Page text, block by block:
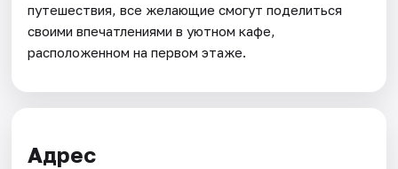
путешествия, все желающие смогут поделиться
своими впечатлениями в уютном кафе,
расположенном на первом этаже.
Адрес